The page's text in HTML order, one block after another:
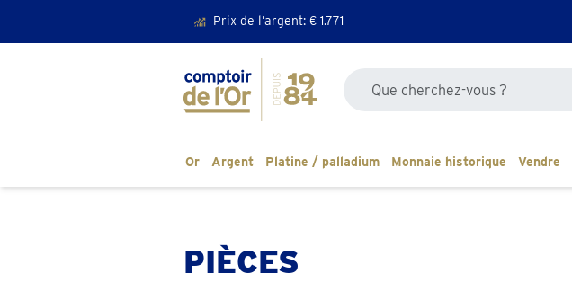
40 ans d’expérience
Or Argent Platine / palladium Monnaie historique Vendre
PIÈCES